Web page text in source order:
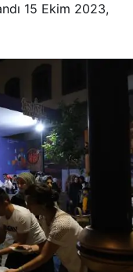
15 Ekim 2023,